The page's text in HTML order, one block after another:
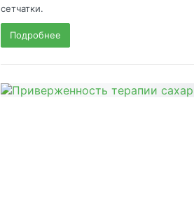
сетчатки.
Подробнее